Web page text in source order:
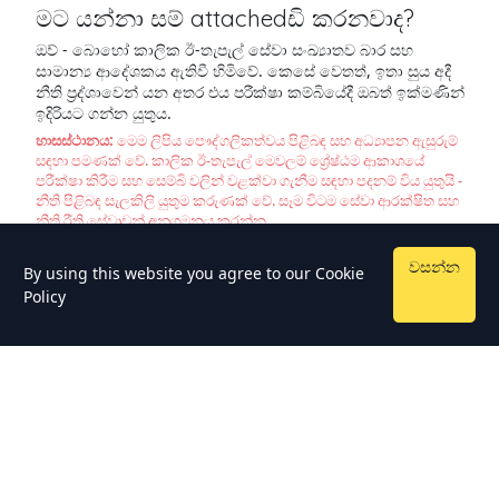
මට යන්නා සම් attachedඩි කරනවාද?
ඔව් - බොහෝ කාලික ඊ-තැපැල් සේවා සංඛ්‍යාතව බාර සහ
සාමාන්‍ය ආදේශකය ඇතිවී හිමිවේ. කෙසේ වෙතත්, ඉතා සුය අදී
නීති ප්‍රද්ශාවෙන් යන අතර එය පරීක්ෂා කම්බියේදී ඔබත් ඉක්මණින්
ඉදිරියට ගන්න යුතුය.
හාසස්ථානය: මෙම ලිපිය පෞද්ගලිකත්වය පිළිබඳ සහ අධ්‍යාපන ඇසුරුම්
සඳහා පමණක් වේ. කාලික ඊ-තැපැල් මෙවලම් ශ්‍රේෂ්ඨම ආකාශයේ
පරීක්ෂා කිරීම සහ සෙම්බි වලින් වළක්වා ගැනීම සඳහා පදනම් විය යුතුයි -
නීති පිළිබඳ සැලකිලි යුතුම කරුණක් වේ. සෑම විටම සේවා ආරක්ෂිත සහ
නීති රීති සේවාවන් අනුගමනය කරන්න.
By using this website you agree to our Cookie
Policy
වසන්න